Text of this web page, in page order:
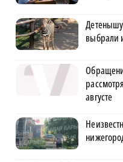
выбрали
августе